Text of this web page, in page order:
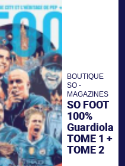
BOUTIQUE
SO -
MAGAZINES
SO FOOT
100%
Guardiola
TOME 1 +
TOME 2